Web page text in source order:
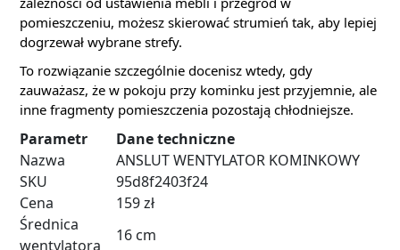
pomieszczeniu, możesz skierować strumień tak, aby lepiej
dogrzewał wybrane strefy.
To rozwiązanie szczególnie docenisz wtedy, gdy
zauważasz, że w pokoju przy kominku jest przyjemnie, ale
inne fragmenty pomieszczenia pozostają chłodniejsze.
Parametr
Dane techniczne
Nazwa
ANSLUT WENTYLATOR KOMINKOWY
SKU
95d8f2403f24
Cena
159 zł
Średnica
wentylatora
16 cm